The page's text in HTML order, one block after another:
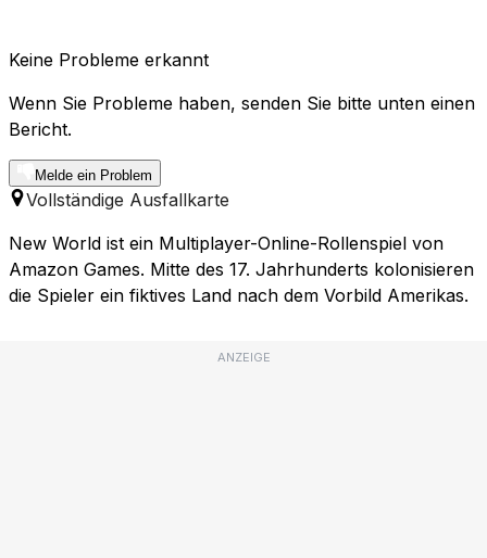
Keine Probleme erkannt
Wenn Sie Probleme haben, senden Sie bitte unten einen
Bericht.
Melde ein Problem
Vollständige Ausfallkarte
New World ist ein Multiplayer-Online-Rollenspiel von
Amazon Games. Mitte des 17. Jahrhunderts kolonisieren
die Spieler ein fiktives Land nach dem Vorbild Amerikas.
ANZEIGE